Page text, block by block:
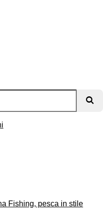
Fishing, pesca in stile